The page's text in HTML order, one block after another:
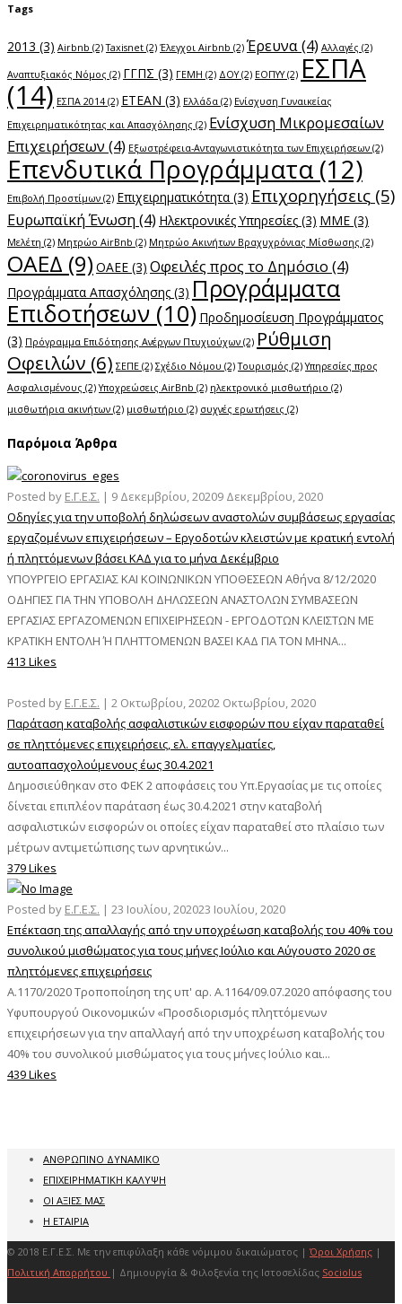
Tags
2013 (3) Airbnb (2) Taxisnet (2) Έλεγχοι Airbnb (2) Έρευνα(4) Αλλαγές (2)
Αναπτυξιακός Νόμος (2) ΓΓΠΣ (3) ΓΕΜΗ (2) ΔΟΥ(2) ΕΟΠΥΥ(2) ΕΣΠΑ
(14) ΕΣΠΑ 2014 (2) ΕΤΕΑΝ (3) Ελλάδα (2) Ενίσχυση Γυναικείας
Επιχειρηματικότητας και Απασχόλησης (2) Ενίσχυση Μικρομεσαίων
Επιχειρήσεων (4) Εξωστρέφεια-Ανταγωνιστικότητα των Επιχειρήσεων (2)
Επενδυτικά Προγράμματα (12)
Επιβολή Προστίμων (2) Επιχειρηματικότητα (3) Επιχορηγήσεις (5)
Ευρωπαϊκή Ένωση(4) Ηλεκτρονικές Υπηρεσίες (3) ΜΜΕ (3)
Μελέτη (2) Μητρώο AirBnb (2) Μητρώο Ακινήτων Βραχυχρόνιας Μίσθωσης (2)
ΟΑΕΔ (9) ΟΑΕΕ (3) Οφειλές προς το Δημόσιο (4)
Προγράμματα Απασχόλησης (3) Προγράμματα
Επιδοτήσεων (10) Προδημοσίευση Προγράμματος
(3) Πρόγραμμα Επιδότησης Ανέργων Πτυχιούχων (2) Ρύθμιση
Οφειλών (6) ΣΕΠΕ (2) Σχέδιο Νόμου (2) Τουρισμός (2) Υπηρεσίες προς
Ασφαλισμένους (2) Υποχρεώσεις AirBnb (2) ηλεκτρονικό μισθωτήριο (2)
μισθωτήρια ακινήτων (2) μισθωτήριο (2) συχνές ερωτήσεις (2)
Παρόμοια Άρθρα
Posted by Ε.Γ.Ε.Σ. | 9 Δεκεμβρίου, 20209 Δεκεμβρίου, 2020
Οδηγίες για την υποβολή δηλώσεων αναστολών συμβάσεως εργασίας
εργαζομένων επιχειρήσεων – Εργοδοτών κλειστών με κρατική εντολή
ή πληττόμενων βάσει ΚΑΔ για το μήνα Δεκέμβριο
ΥΠΟΥΡΓΕΙΟ ΕΡΓΑΣΙΑΣ ΚΑΙ ΚΟΙΝΩΝΙΚΩΝ ΥΠΟΘΕΣΕΩΝ Αθήνα 8/12/2020
ΟΔΗΓΙΕΣ ΓΙΑ ΤΗΝ ΥΠΟΒΟΛΗ ΔΗΛΩΣΕΩΝ ΑΝΑΣΤΟΛΩΝ ΣΥΜΒΑΣΕΩΝ
ΕΡΓΑΣΙΑΣ ΕΡΓΑΖΟΜΕΝΩΝ ΕΠΙΧΕΙΡΗΣΕΩΝ - ΕΡΓΟΔΟΤΩΝ ΚΛΕΙΣΤΩΝ ΜΕ
ΚΡΑΤΙΚΗ ΕΝΤΟΛΗ Ή ΠΛΗΤΤΟΜΕΝΩΝ ΒΑΣΕΙ ΚΑΔ ΓΙΑ ΤΟΝ ΜΗΝΑ...
413 Likes
Posted by Ε.Γ.Ε.Σ. | 2 Οκτωβρίου, 20202 Οκτωβρίου, 2020
Παράταση καταβολής ασφαλιστικών εισφορών που είχαν παραταθεί
σε πληττόμενες επιχειρήσεις, ελ. επαγγελματίες,
αυτοαπασχολούμενους έως 30.4.2021
Δημοσιεύθηκαν στο ΦΕΚ 2 αποφάσεις του Υπ.Εργασίας με τις οποίες
δίνεται επιπλέον παράταση έως 30.4.2021 στην καταβολή
ασφαλιστικών εισφορών οι οποίες είχαν παραταθεί στο πλαίσιο των
μέτρων αντιμετώπισης των αρνητικών...
379 Likes
Posted by Ε.Γ.Ε.Σ. | 23 Ιουλίου, 202023 Ιουλίου, 2020
Επέκταση της απαλλαγής από την υποχρέωση καταβολής του 40% του
συνολικού μισθώματος για τους μήνες Ιούλιο και Αύγουστο 2020 σε
πληττόμενες επιχειρήσεις
Α.1170/2020 Τροποποίηση της υπ' αρ. Α.1164/09.07.2020 απόφασης του
Υφυπουργού Οικονομικών «Προσδιορισμός πληττόμενων
επιχειρήσεων για την απαλλαγή από την υποχρέωση καταβολής του
40% του συνολικού μισθώματος για τους μήνες Ιούλιο και...
439 Likes
ΑΝΘΡΩΠΙΝΟ ΔΥΝΑΜΙΚΟ
ΕΠΙΧΕΙΡΗΜΑΤΙΚΗ ΚΑΛΥΨΗ
ΟΙ ΑΞΙΕΣ ΜΑΣ
Η ΕΤΑΙΡΙΑ
© 2018 Ε.Γ.Ε.Σ. Με την επιφύλαξη κάθε νόμιμου δικαιώματος | Όροι Χρήσης |
Πολιτική Απορρήτου | Δημιουργία & Φιλοξενία της Ιστοσελίδας Sociolus